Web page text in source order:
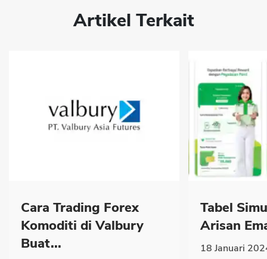
Artikel Terkait
Cara Trading Forex
Komoditi di Valbury
Buat...
Tabel
Arisan
18 Januari